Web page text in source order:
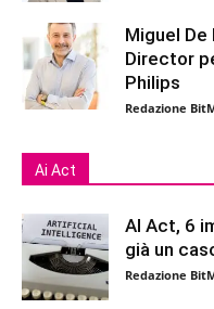
Miguel De
Director
Philips
Redazione
Ai Act
AI Act, 6
già un
Redazione